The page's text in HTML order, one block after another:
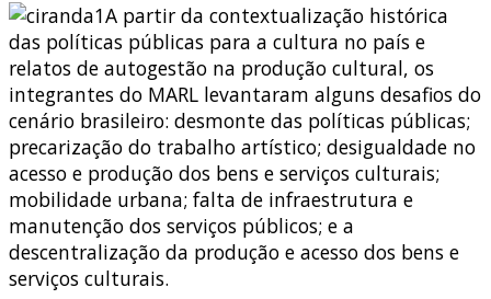
A partir da contextualização histórica
das políticas públicas para a cultura no país e
relatos de autogestão na produção cultural, os
integrantes do MARL levantaram alguns desafios do
cenário brasileiro: desmonte das políticas públicas;
precarização do trabalho artístico; desigualdade no
acesso e produção dos bens e serviços culturais;
mobilidade urbana; falta de infraestrutura e
manutenção dos serviços públicos; e a
descentralização da produção e acesso dos bens e
serviços culturais.